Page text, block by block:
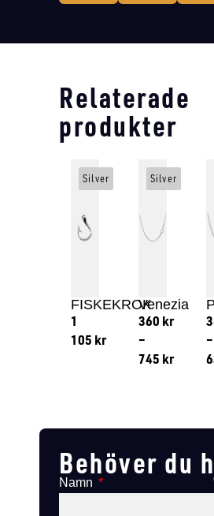
Relaterade
produkter
FISKEKROK
1
105 kr
Silver
Venezia
360 kr
–
745 kr
Silver
–
Behöver du
Namn